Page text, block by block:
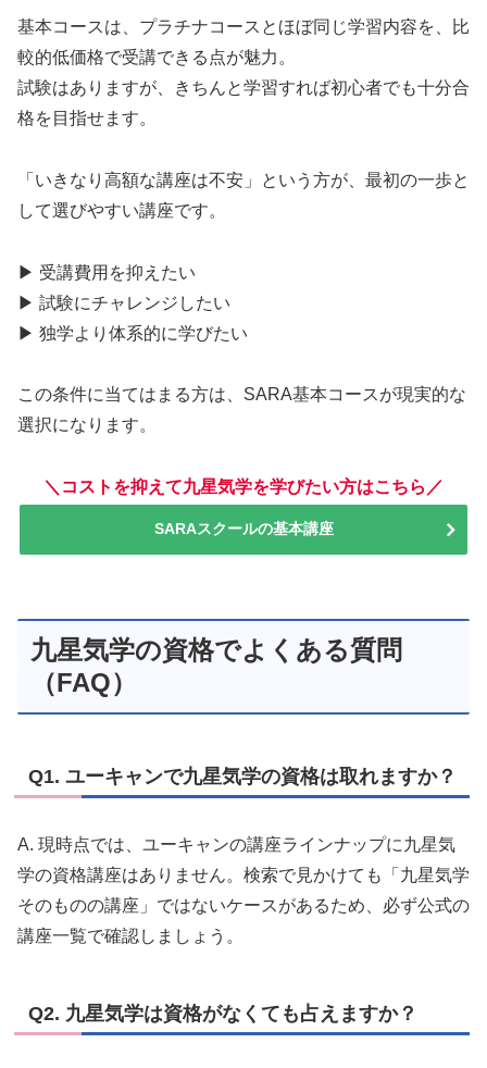
基本コースは、プラチナコースとほぼ同じ学習内容を、比
較的低価格で受講できる点が魅力。
試験はありますが、きちんと学習すれば初心者でも十分合
格を目指せます。
「いきなり高額な講座は不安」という方が、最初の一歩と
して選びやすい講座です。
▶ 受講費用を抑えたい
▶ 試験にチャレンジしたい
▶ 独学より体系的に学びたい
この条件に当てはまる方は、SARA基本コースが現実的な
選択になります。
＼コストを抑えて九星気学を学びたい方はこちら／
SARAスクールの基本講座
九星気学の資格でよくある質問
（FAQ）
Q1. ユーキャンで九星気学の資格は取れますか？
A. 現時点では、ユーキャンの講座ラインナップに九星気
学の資格講座はありません。検索で見かけても「九星気学
そのものの講座」ではないケースがあるため、必ず公式の
講座一覧で確認しましょう。
Q2. 九星気学は資格がなくても占えますか？